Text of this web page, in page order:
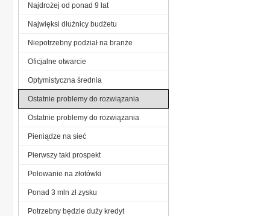
Najdrożej od ponad 9 lat
Najwięksi dłużnicy budżetu
Niepotrzebny podział na branże
Oficjalne otwarcie
Optymistyczna średnia
Ostatnie problemy do rozwiązania
Ostatnie problemy do rozwiązania
Pieniądze na sieć
Pierwszy taki prospekt
Polowanie na złotówki
Ponad 3 mln zł zysku
Potrzebny będzie duży kredyt